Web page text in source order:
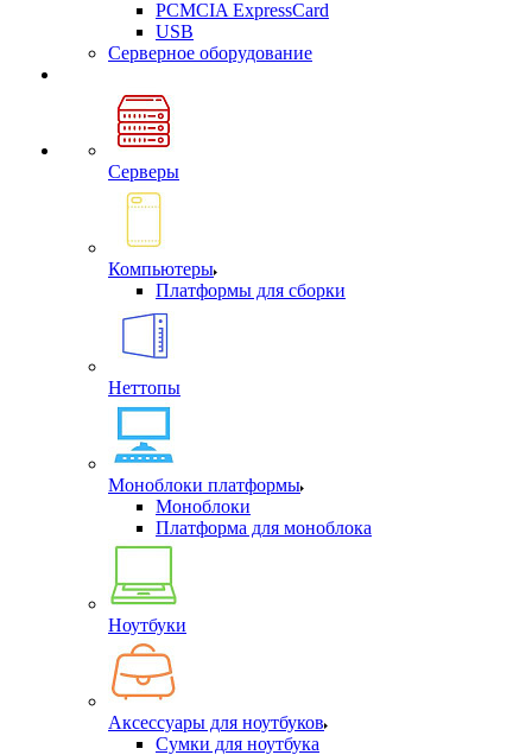
PCMCIA ExpressCard
USB
Cерверное оборудование
Серверы
Компьютеры
Платформы для сборки
Неттопы
Моноблоки платформы
Моноблоки
Платформа для моноблока
Ноутбуки
Аксессуары для ноутбуков
Сумки для ноутбука